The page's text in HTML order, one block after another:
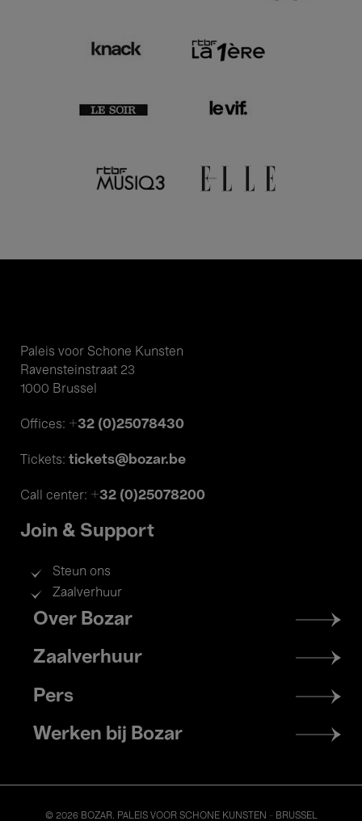
Paleis voor Schone Kunsten
Ravensteinstraat 23
1000 Brussel
Offices: +32 (0)25078430
Tickets: tickets@bozar.be
Call center: +32 (0)25078200
Join & Support
Steun ons
Zaalverhuur
Footer
menu
Over Bozar
Zaalverhuur
Pers
Werken bij Bozar
© 2026 BOZAR. PALEIS VOOR SCHONE KUNSTEN - BRUSSEL